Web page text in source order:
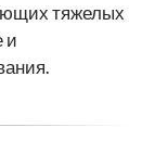
тяжелых
и